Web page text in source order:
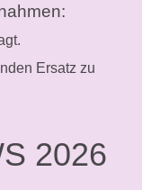
Ersatz zu
2026